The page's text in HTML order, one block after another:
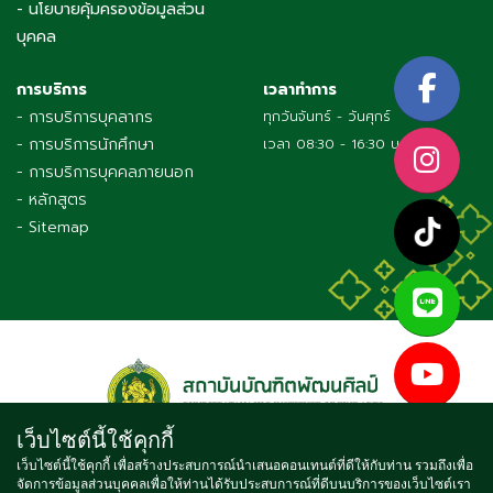
- นโยบายคุ้มครองข้อมูลส่วน
บุคคล
การบริการ
- การบริการบุคลากร
- การบริการนักศึกษา
- การบริการบุคคลภายนอก
- หลักสูตร
- Sitemap
เวลาทำการ
ทุกวันจันทร์ - วันศุกร์
เวลา 08:30 - 16:30 น.
เว็บไซต์นี้ใช้คุกกี้
เว็บไซต์นี้ใช้คุกกี้ เพื่อสร้างประสบการณ์นำเสนอคอนเทนต์ที่ดีให้กับท่าน รวมถึงเพื่อ
จัดการข้อมูลส่วนบุคคลเพื่อให้ท่านได้รับประสบการณ์ที่ดีบนบริการของเว็บไซต์เรา